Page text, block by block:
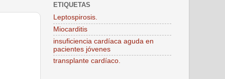
ETIQUETAS
Leptospirosis.
Miocarditis
insuficiencia cardíaca aguda en
pacientes jóvenes
transplante cardíaco.